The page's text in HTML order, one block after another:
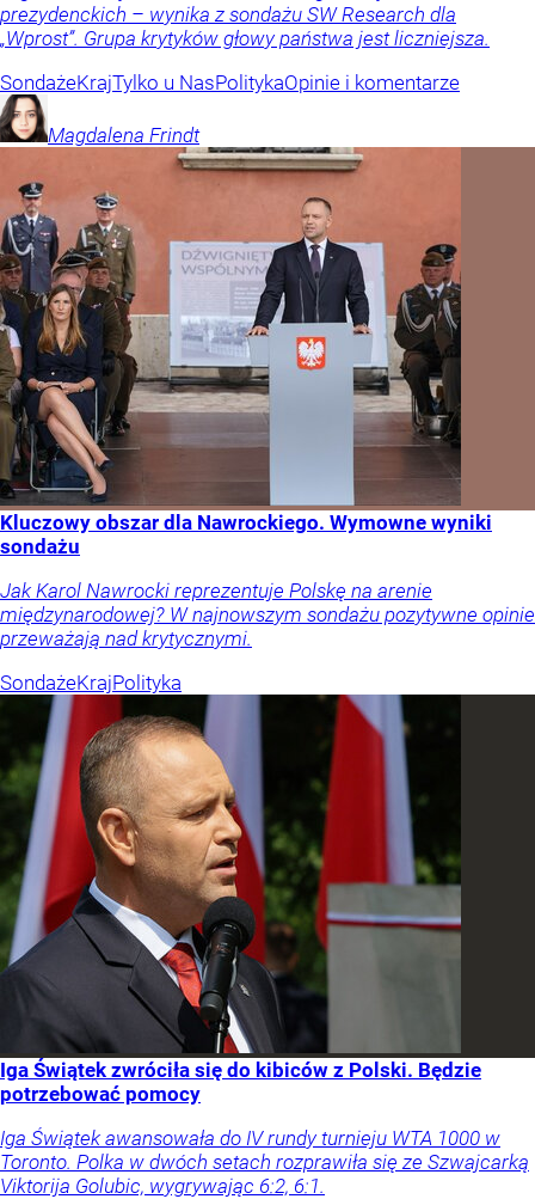
prezydenckich – wynika z sondażu SW Research dla
„Wprost”. Grupa krytyków głowy państwa jest liczniejsza.
SondażeKrajTylko u NasPolitykaOpinie i komentarze
Magdalena Frindt
Kluczowy obszar dla Nawrockiego. Wymowne wyniki
sondażu
Jak Karol Nawrocki reprezentuje Polskę na arenie
międzynarodowej? W najnowszym sondażu pozytywne opinie
przeważają nad krytycznymi.
SondażeKrajPolityka
Iga Świątek zwróciła się do kibiców z Polski. Będzie
potrzebować pomocy
Iga Świątek awansowała do IV rundy turnieju WTA 1000 w
Toronto. Polka w dwóch setach rozprawiła się ze Szwajcarką
Viktorija Golubic, wygrywając 6:2, 6:1.